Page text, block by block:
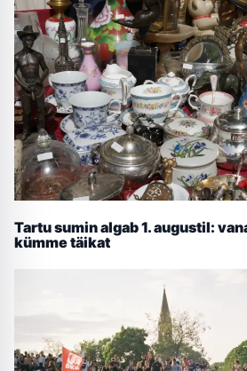
Tartu sumin algab 1. augustil:
kümme täikat